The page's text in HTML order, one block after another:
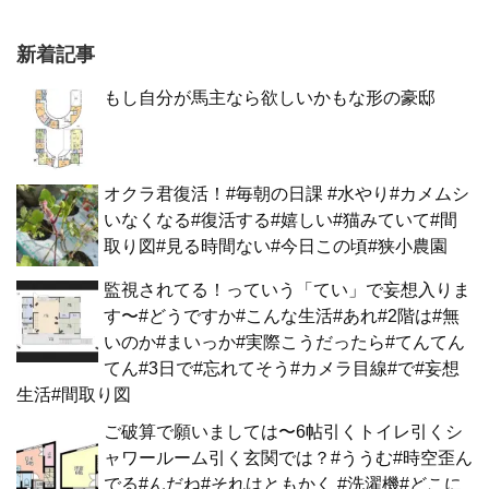
新着記事
もし自分が馬主なら欲しいかもな形の豪邸
オクラ君復活！#毎朝の日課 #水やり#カメムシ
いなくなる#復活する#嬉しい#猫みていて#間
取り図#見る時間ない#今日この頃#狭小農園
監視されてる！っていう「てい」で妄想入りま
す〜#どうですか#こんな生活#あれ#2階は#無
いのか#まいっか#実際こうだったら#てんてん
てん#3日で#忘れてそう#カメラ目線#で#妄想
生活#間取り図
ご破算で願いましては〜6帖引くトイレ引くシ
ャワールーム引く玄関では？#ううむ#時空歪ん
でる#んだね#それはともかく #洗濯機#どこに